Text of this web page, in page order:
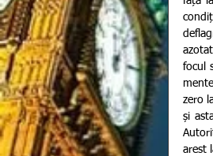
focul
zero
și
arest